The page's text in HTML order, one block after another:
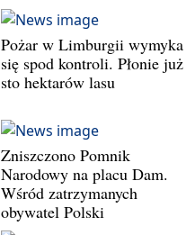
Pożar w Limburgii wymyka
się spod kontroli. Płonie już
sto hektarów lasu
Zniszczono Pomnik
Narodowy na placu Dam.
Wśród zatrzymanych
obywatel Polski